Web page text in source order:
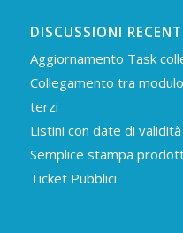
DISCUSSIONI
Aggiornamento Task
Collegamento tra
terzi
Listini con date di validità
Semplice stampa
Ticket Pubblici